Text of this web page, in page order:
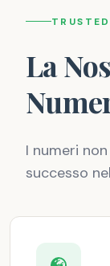
La
I numeri
successo